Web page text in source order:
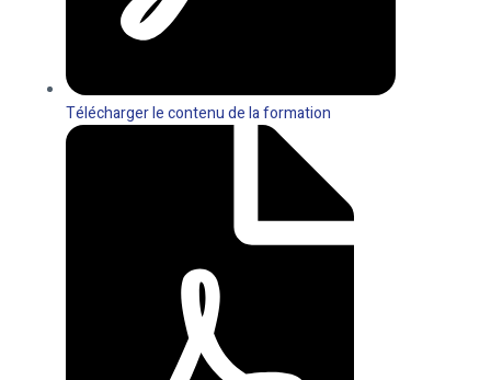
Télécharger le contenu de la formation